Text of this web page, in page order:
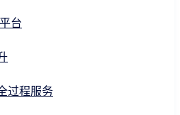
台
过程服务